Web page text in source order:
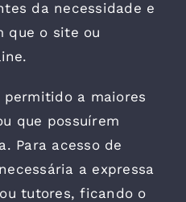
da necessidade e
que o site ou
permitido a maiores
que possuírem
Para acesso de
a expressa
tutores, ficando o